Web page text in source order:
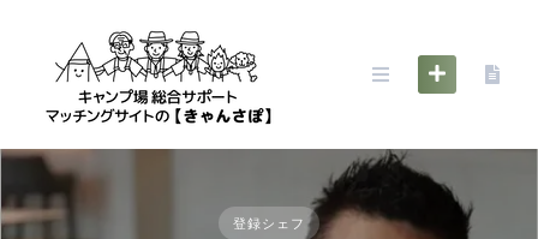
content
登録シェフ